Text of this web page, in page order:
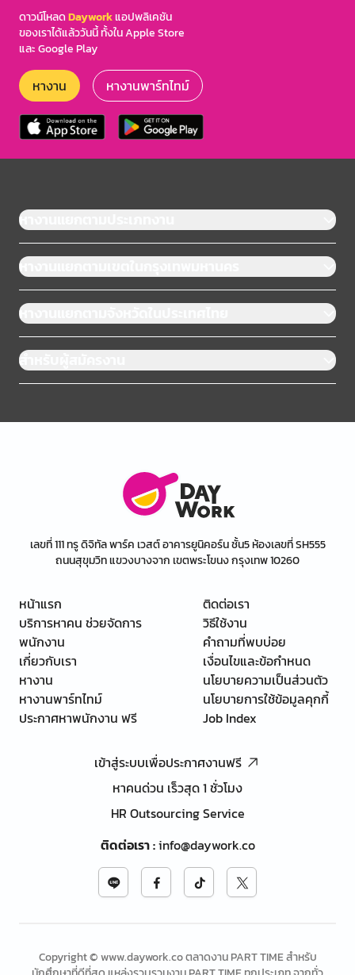
ดาวน์โหลดDayworkแอปพลิเคชัน
ของเราได้แล้ววันนี้ ทั้งใน Apple Store
และ Google Play
หางาน หางานพาร์ทไทม์
หางานแยกตามประเภทงาน
หางานแยกตามเขตในกรุงเทพมหานคร
หางานแยกตามจังหวัดในประเทศไทย
สำหรับผู้สมัครงาน
เลขที่ 111 ทรู ดิจิทัล พาร์ค เวสต์ อาคารยูนิคอร์น ชั้น5 ห้องเลขที่ SH555
ถนนสุขุมวิท แขวงบางจาก เขตพระโขนง กรุงเทพ 10260
หน้าแรก
บริการหาคน ช่วยจัดการ
พนักงาน
เกี่ยวกับเรา
หางาน
หางานพาร์ทไทม์
ประกาศหาพนักงาน ฟรี
ติดต่อเรา
วิธีใช้งาน
คำถามที่พบบ่อย
เงื่อนไขและข้อกำหนด
นโยบายความเป็นส่วนตัว
นโยบายการใช้ข้อมูลคุกกี้
Job Index
เข้าสู่ระบบเพื่อประกาศงานฟรี
หาคนด่วน เร็วสุด 1 ชั่วโมง
HR Outsourcing Service
ติดต่อเรา:info@daywork.co
Copyright © www.daywork.co ตลาดงาน PART TIME สำหรับ